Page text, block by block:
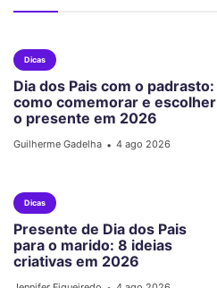
Dicas
Dia dos Pais com o padrasto:
como comemorar e escolher
o presente em 2026
Guilherme Gadelha • 4 ago 2026
Dicas
Presente de Dia dos Pais
para o marido: 8 ideias
criativas em 2026